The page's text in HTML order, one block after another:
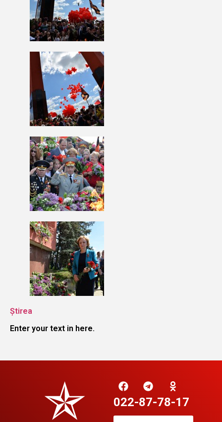
Știrea
Enter your text in here.
022-87-78-17